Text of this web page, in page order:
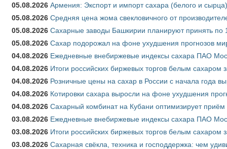
05.08.2026 Армения: Экспорт и импорт сахара (белого и
05.08.2026 Средняя цена жома свекловичного от
05.08.2026 Сахарные заводы Башкирии планируют принять по
05.08.2026 Сахар подорожал на фоне ухудшения прогнозов
04.08.2026 Ежедневные внебиржевые индексы сахара ПАО
04.08.2026 Итоги российских биржевых торгов белым сахаром
04.08.2026 Розничные цены на сахар в России с начала года
04.08.2026 Котировки сахара выросли на фоне ухудшения
04.08.2026 Сахарный комбинат на Кубани оптимизирует приём
03.08.2026 Ежедневные внебиржевые индексы сахара ПАО
03.08.2026 Итоги российских биржевых торгов белым сахаром
03.08.2026 Сахарная свёкла, техника и господдержка: чем